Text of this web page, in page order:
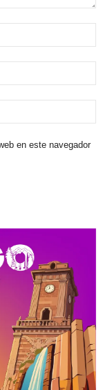
en este navegador